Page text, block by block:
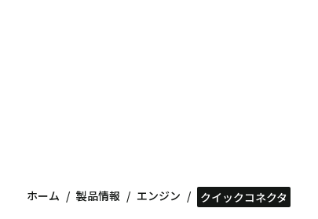
ホーム 製品情報 エンジン クイックコネクタ